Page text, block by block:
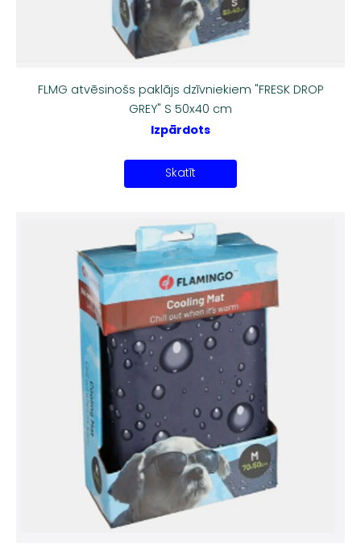
FLMG atvēsinošs paklājs dzīvniekiem "FRESK DROP
GREY" S 50x40 cm
Izpārdots
Skatīt